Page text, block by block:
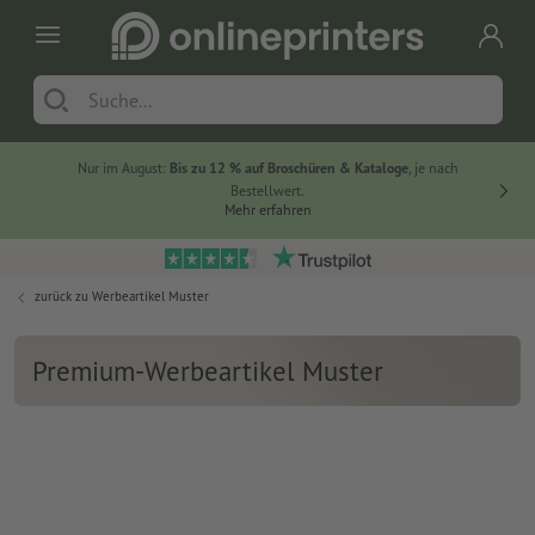
Nur im August: Bis zu 12 % auf Broschüren & Kataloge, je nach
Bestellwert.
Mehr erfahren
zurück zu Werbeartikel Muster
Premium-Werbeartikel Muster